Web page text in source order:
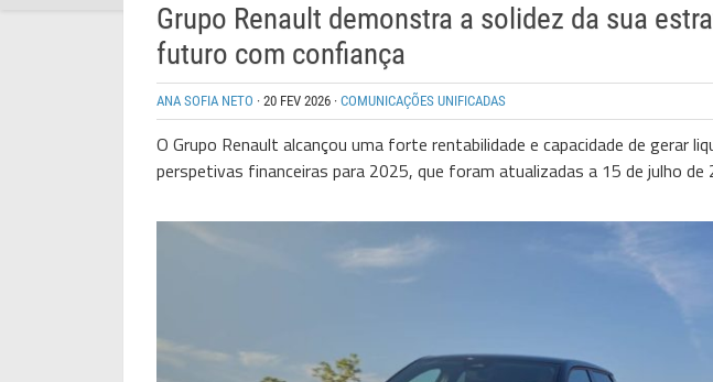
Grupo Renault demonstra a solidez da sua
futuro com confiança
ANA SOFIA NETO · 20 FEV 2026 · COMUNICAÇÕES UNIFICADAS
O Grupo Renault alcançou uma forte rentabilidade e capacidade de gerar
perspetivas financeiras para 2025, que foram atualizadas a 15 de julho de